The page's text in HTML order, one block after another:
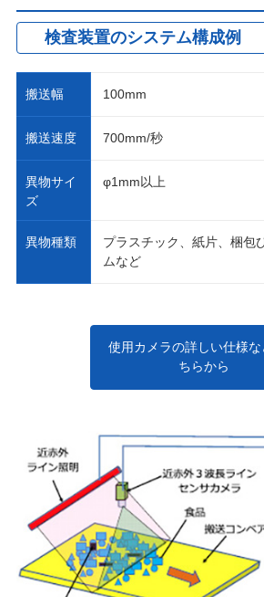
検査装置のシステム構成例
搬送幅 100mm
搬送速度 700mm/秒
異物サイ
ズ
φ1mm以上
異物種類
プラスチック、紙片、梱包
ムなど
使用カメラの詳しい仕様な
ちらから